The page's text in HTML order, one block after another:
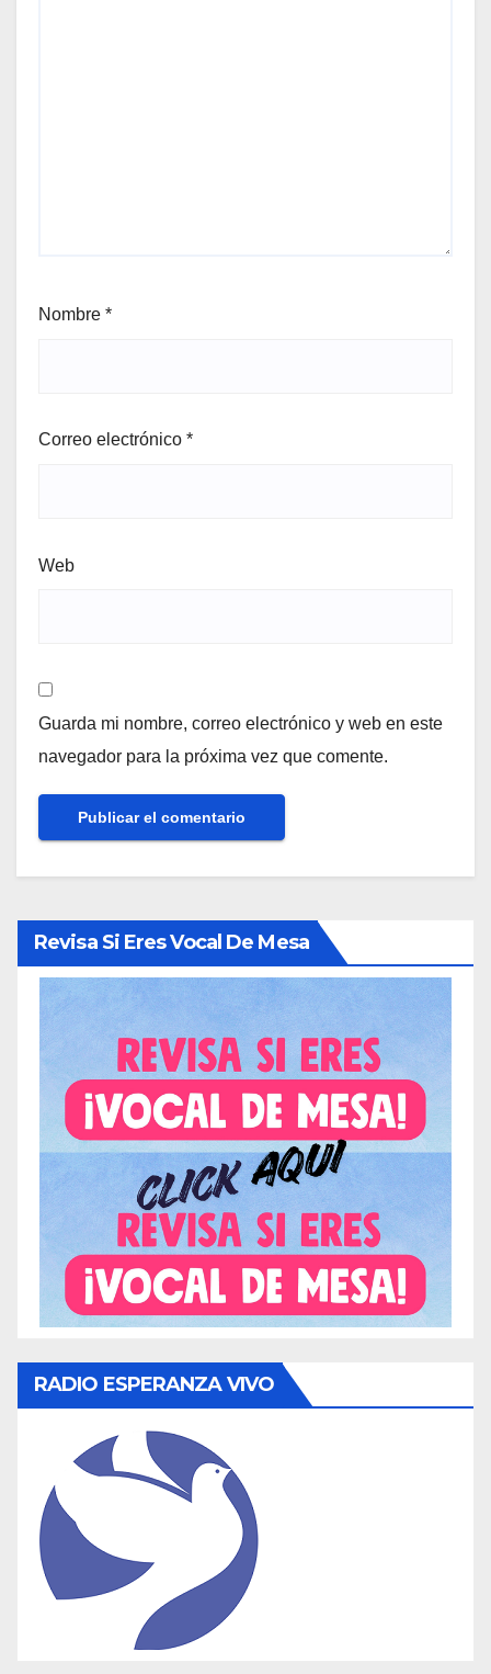
Nombre *
Correo electrónico *
Web
Guarda mi nombre, correo electrónico y web en este
navegador para la próxima vez que comente.
Revisa Si Eres Vocal De Mesa
RADIO ESPERANZA VIVO